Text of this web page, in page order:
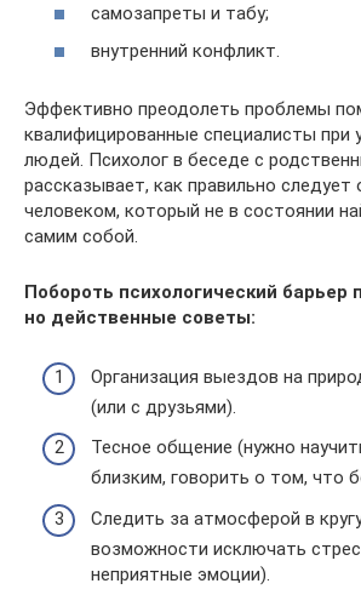
самозапреты и табу;
внутренний конфликт.
Эффективно преодолеть проблемы
квалифицированные специалисты при
людей. Психолог в беседе с
рассказывает, как правильно
человеком, который не в состоянии
самим собой.
Побороть психологический барьер
но действенные советы:
Организация выездов на
(или с друзьями).
Тесное общение (нужно
близким, говорить о том, что
Следить за атмосферой в
возможности исключать
неприятные эмоции).